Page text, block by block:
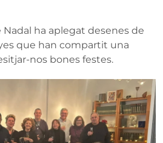
Nadal ha aplegat desenes de
que han compartit una
nos bones festes.